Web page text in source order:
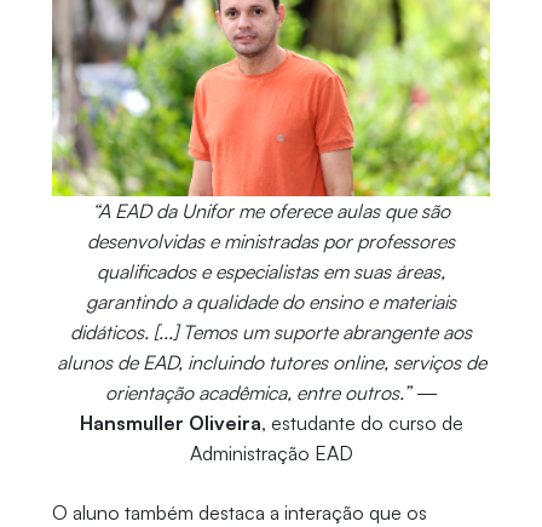
“A EAD da Unifor me oferece aulas que são
desenvolvidas e ministradas por professores
qualificados e especialistas em suas áreas,
garantindo a qualidade do ensino e materiais
didáticos. [...] Temos um suporte abrangente aos
alunos de EAD, incluindo tutores online, serviços de
orientação acadêmica, entre outros.”—
Hansmuller Oliveira, estudante do curso de
Administração EAD
O aluno também destaca a interação que os